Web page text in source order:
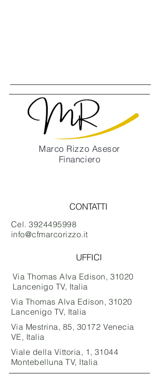
Marco Rizzo Asesor
Financiero
CONTATTI
Cel.3924495998
info@cfmarcorizzo.it
UFFICI
Via Thomas Alva Edison, 31020
Lancenigo TV, Italia
Via Thomas Alva Edison, 31020
Lancenigo TV, Italia
Via Mestrina, 85, 30172 Venecia
VE, Italia
Viale della Vittoria, 1, 31044
Montebelluna TV, Italia